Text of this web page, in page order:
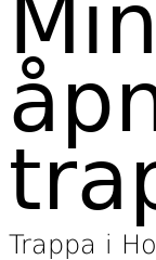
Trappa i